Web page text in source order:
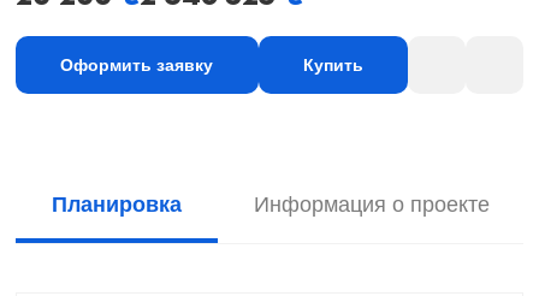
Оформить заявку Купить
Планировка Информация о проекте